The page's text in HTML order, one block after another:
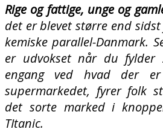
Rige og fattige, unge og
det er blevet større end
kemiske parallel-Danmark.
er udvokset når du
engang ved hvad der
supermarkedet, fyrer folk
det sorte marked i
TItanic.